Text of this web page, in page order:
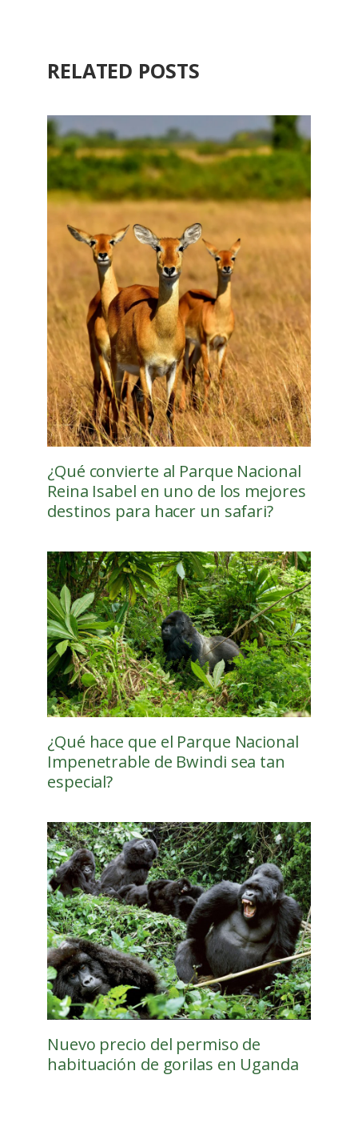
RELATED POSTS
¿Qué convierte al Parque Nacional
Reina Isabel en uno de los mejores
destinos para hacer un safari?
¿Qué hace que el Parque Nacional
Impenetrable de Bwindi sea tan
especial?
Nuevo precio del permiso de
habituación de gorilas en Uganda